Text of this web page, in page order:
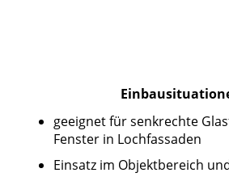
geeignet für senkrechte
Fenster in Lochfassaden
Einsatz im Objektbereich